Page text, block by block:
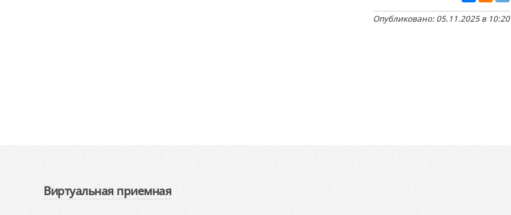
Опубликовано: 05.11.2025 в 10:20
Виртуальная приемная